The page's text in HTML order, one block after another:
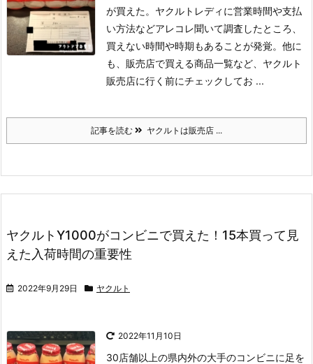
が買えた。ヤクルトレディに営業時間や支払
い方法などアレコレ聞いて調査したところ、
買えない時間や時期もあることが発覚。他に
も、販売店で買える商品一覧など、ヤクルト
販売店に行く前にチェックしてお ...
記事を読む ヤクルトは販売店 ...
ヤクルトY1000がコンビニで買えた！15本買って見
えた入荷時間の重要性
2022年9月29日 ヤクルト
2022年11月10日
30店舗以上の県内外の大手のコンビニに足を